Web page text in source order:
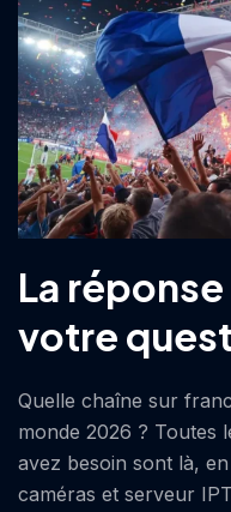
La
votre
Quelle chaîne sur
monde 2026 ? Toutes
avez besoin sont là,
caméras et serveur